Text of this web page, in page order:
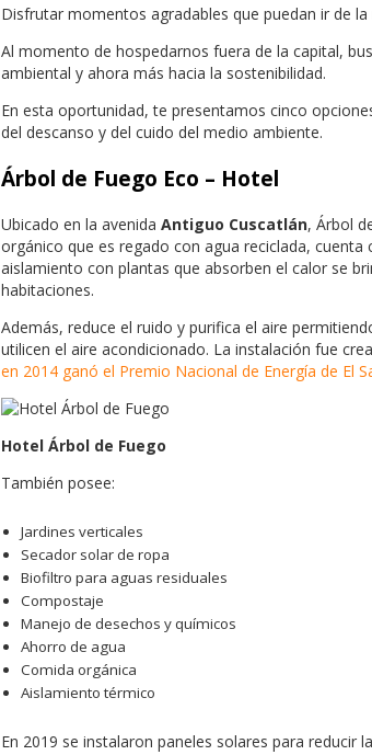
Disfrutar momentos agradables que puedan ir de
Al momento de hospedarnos fuera de la capital,
ambiental y ahora más hacia la sostenibilidad.
En esta oportunidad, te presentamos cinco
del descanso y del cuido del medio ambiente.
Árbol de Fuego Eco – Hotel
Ubicado en la avenida Antiguo Cuscatlán, Árbol
orgánico que es regado con agua reciclada, cuenta
aislamiento con plantas que absorben el calor se
habitaciones.
Además, reduce el ruido y purifica el aire
utilicen el aire acondicionado. La instalación fue
en 2014 ganó el Premio Nacional de Energía de El
Hotel Árbol de Fuego
También posee:
Jardines verticales
Secador solar de ropa
Biofiltro para aguas residuales
Compostaje
Manejo de desechos y químicos
Ahorro de agua
Comida orgánica
Aislamiento térmico
En 2019 se instalaron paneles solares para reducir